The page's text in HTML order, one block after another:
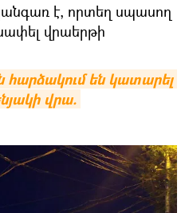
է, որտեղ սպասող
վրաերթի
են կատարել
վրա.